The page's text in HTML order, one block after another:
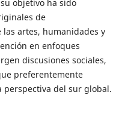
objetivo ha sido
de
artes, humanidades y
en enfoques
discusiones sociales,
preferentemente
perspectiva del sur global.